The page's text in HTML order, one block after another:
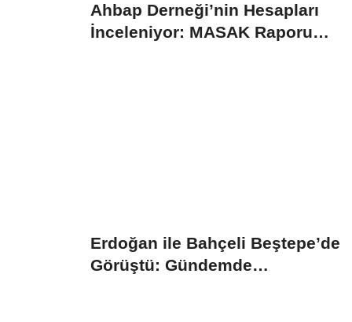
Ahbap Derneği’nin Hesapları
İnceleniyor: MASAK Raporu
Erdoğan ile Bahçeli Beştepe’de
Görüştü: Gündemde